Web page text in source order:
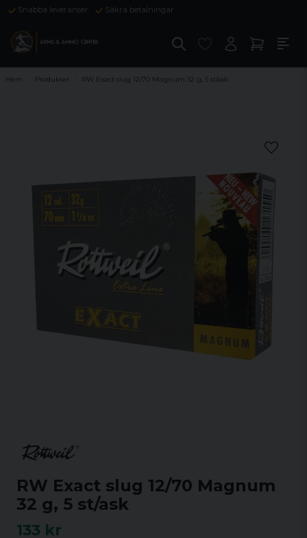
Snabba leveranser Säkra betalningar
Hem Produkter RW Exact slug 12/70 Magnum 32 g, 5 st/ask
RW Exact slug 12/70 Magnum
32 g, 5 st/ask
133 kr